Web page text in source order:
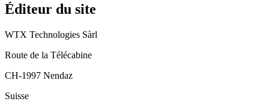
Éditeur du site
WTX Technologies Sàrl
Route de la Télécabine
CH-1997 Nendaz
Suisse